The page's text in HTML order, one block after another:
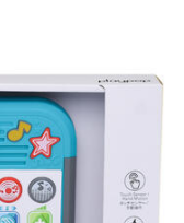
ถไฟของเล่น